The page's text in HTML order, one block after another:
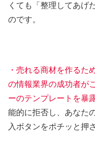
くても「整理してあげ
のです。
・売れる商材を作るた
の情報業界の成功者が
ーのテンプレートを暴
能的に拒否し、あなた
入ボタンをポチッと押